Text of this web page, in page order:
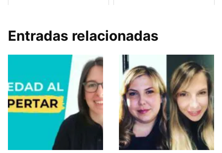
Entradas relacionadas